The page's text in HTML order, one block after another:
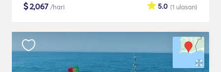
$2,067 /hari (1 ulasan)
5.0